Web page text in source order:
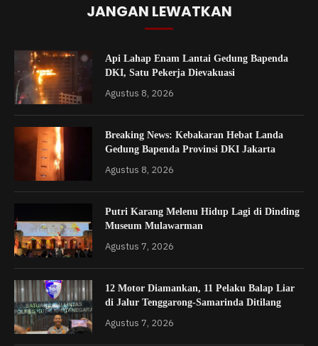
JANGAN LEWATKAN
Api Lahap Enam Lantai Gedung Bapenda
DKI, Satu Pekerja Dievakuasi
Agustus 8, 2026
Breaking News: Kebakaran Hebat Landa
Gedung Bapenda Provinsi DKI Jakarta
Agustus 8, 2026
Putri Karang Melenu Hidup Lagi di Dinding
Museum Mulawarman
Agustus 7, 2026
12 Motor Diamankan, 11 Pelaku Balap Liar
di Jalur Tenggarong-Samarinda Ditilang
Agustus 7, 2026